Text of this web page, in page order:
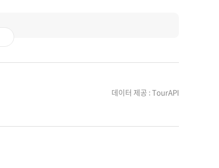
데이터 제공 : TourAPI